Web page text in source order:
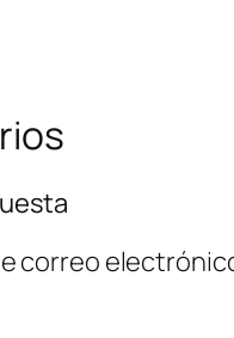
correo